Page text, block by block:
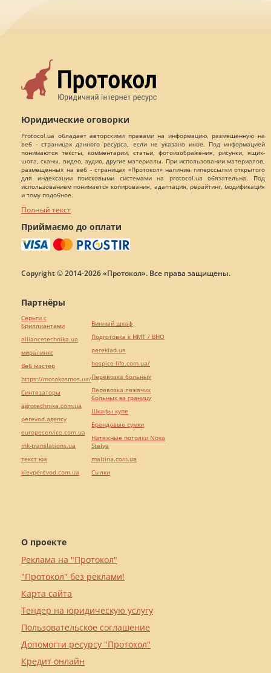
Юридические оговорки
Protocol.ua обладает авторскими правами на информацию, размещенную на
веб - страницах данного ресурса, если не указано иное. Под информацией
понимаются тексты, комментарии, статьи, фотоизображения, рисунки, ящик-
шота, сканы, видео, аудио, другие материалы. При использовании материалов,
размещенных на веб - страницах «Протокол» наличие гиперссылки открытого
для индексации поисковыми системами на protocol.ua обязательна. Под
использованием понимается копирования, адаптация, рерайтинг, модификация
и тому подобное.
Полный текст
Приймаємо до оплати
Copyright © 2014-2026 «Протокол». Все права защищены.
О проекте
Реклама на "Протокол"
"Протокол" без реклами!
Карта сайта
Тендер на юридическую услугу
Пользовательское соглашение
Допомогти ресурсу "Протокол"
Кредит онлайн
Партнёры
Серьги с
бриллиантами
alliancetechnika.ua
миралинкс
Веб мастер
https://motokosmos.ua/
Синтезаторы
agrotechnika.com.ua
perevod.agency
europeservice.com.ua
mk-translations.ua
текст юа
kievperevod.com.ua
Винный шкаф
Подготовка к НМТ / ВНО
pereklad.ua
hospice-life.com.ua/
Перевозка больных
Перевозка лежачих
больных за границу
Шкафы купе
Брендовые сумки
Натяжные потолки Nova
Stelya
maltina.com.ua
Cылки